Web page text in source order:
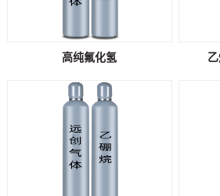
高纯氟化氢